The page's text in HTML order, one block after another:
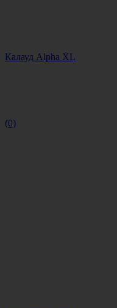
Калауд Alpha XL
(0)